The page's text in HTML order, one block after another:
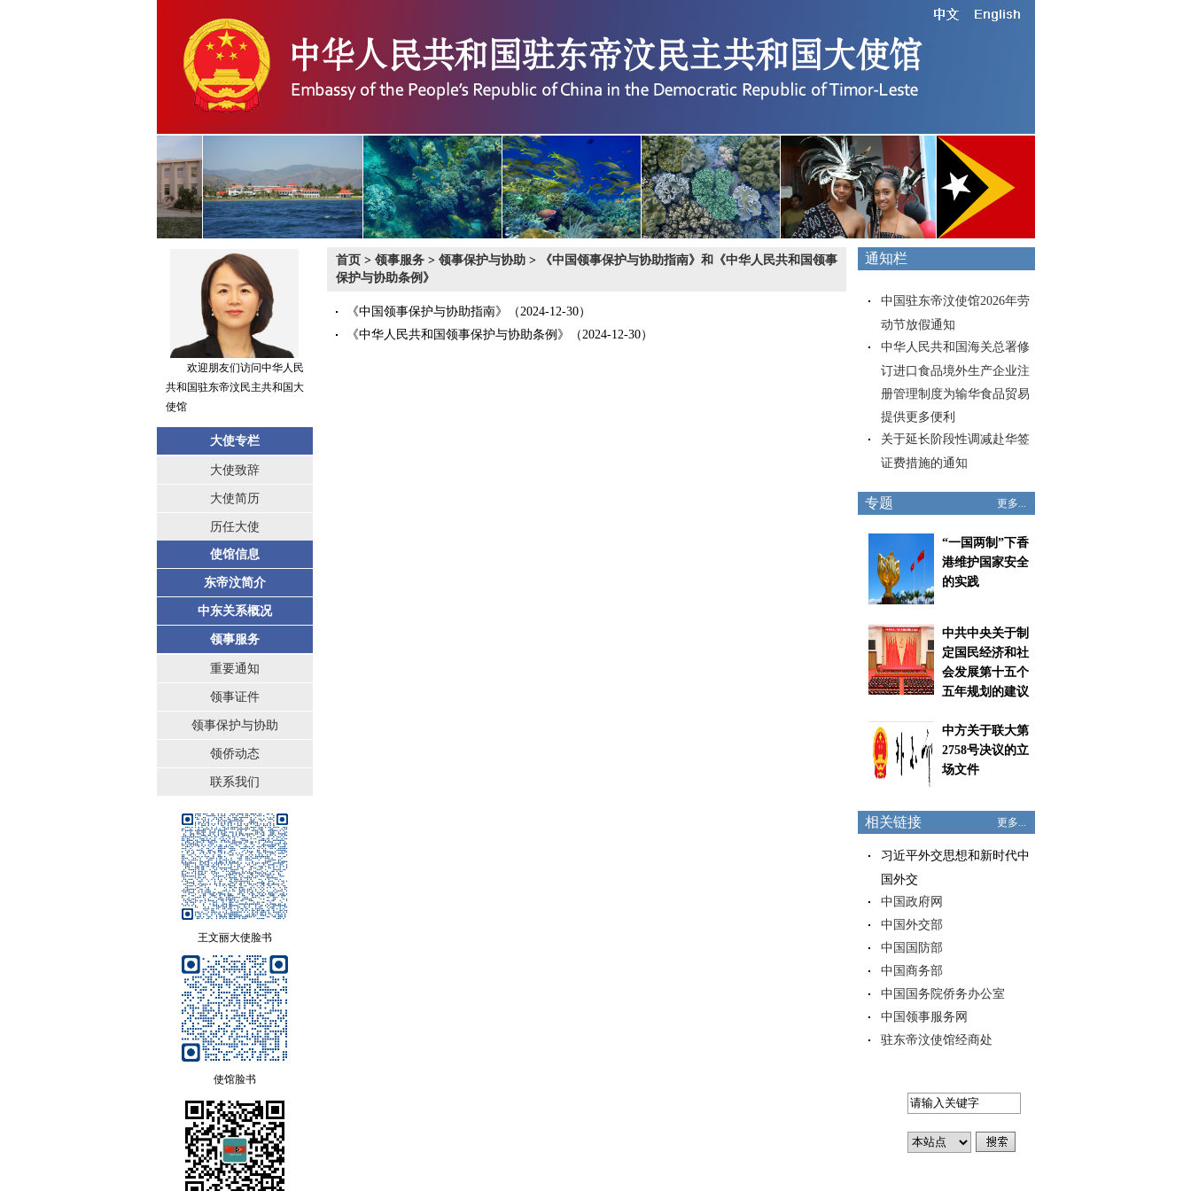
欢迎朋友们访问中华人民
共和国驻东帝汶民主共和国大
使馆
大使专栏
大使致辞
大使简历
历任大使
使馆信息
东帝汶简介
中东关系概况
领事服务
重要通知
领事证件
领事保护与协助
领侨动态
联系我们
王文丽大使脸书
使馆脸书
首页> 领事服务> 领事保护与协助>
《中国领事保护与协助指南》和《中华人民共和国领事
保护与协助条例》
《中国领事保护与协助指南》
（2024-12-30）
《中华人民共和国领事保护与协助条例》
（2024-12-30）
通知栏
中国驻东帝汶使馆2026年劳
动节放假通知
中华人民共和国海关总署修
订进口食品境外生产企业注
册管理制度为输华食品贸易
提供更多便利
关于延长阶段性调减赴华签
证费措施的通知
专题 更多...
“一国两制”下香
港维护国家安全
的实践
中共中央关于制
定国民经济和社
会发展第十五个
五年规划的建议
中方关于联大第
2758号决议的立
场文件
相关链接 更多...
习近平外交思想和新时代中
国外交
中国政府网
中国外交部
中国国防部
中国商务部
中国国务院侨务办公室
中国领事服务网
驻东帝汶使馆经商处